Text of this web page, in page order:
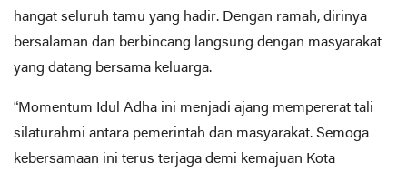
hangat seluruh tamu yang hadir. Dengan ramah, dirinya
bersalaman dan berbincang langsung dengan masyarakat
yang datang bersama keluarga.
“Momentum Idul Adha ini menjadi ajang mempererat tali
silaturahmi antara pemerintah dan masyarakat. Semoga
kebersamaan ini terus terjaga demi kemajuan Kota